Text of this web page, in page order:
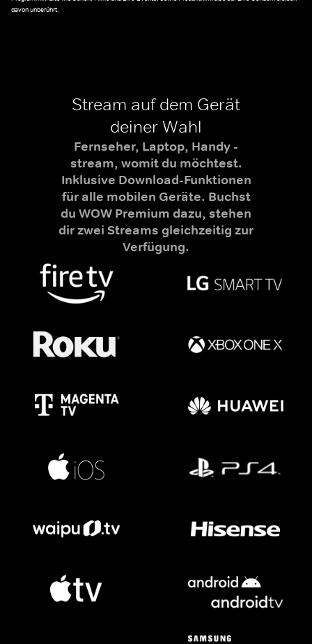
davon unberührt.
Stream auf dem Gerät
deiner Wahl
Fernseher, Laptop, Handy -
stream, womit du möchtest.
Inklusive Download-Funktionen
für alle mobilen Geräte. Buchst
du WOW Premium dazu, stehen
dir zwei Streams gleichzeitig zur
Verfügung.